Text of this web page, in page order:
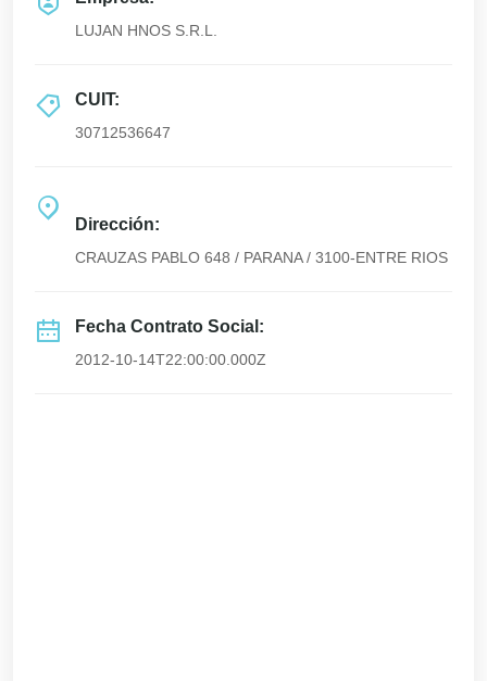
LUJAN HNOS S.R.L.
CUIT:
30712536647
Dirección:
CRAUZAS PABLO 648 / PARANA / 3100-ENTRE RIOS
Fecha Contrato Social:
2012-10-14T22:00:00.000Z